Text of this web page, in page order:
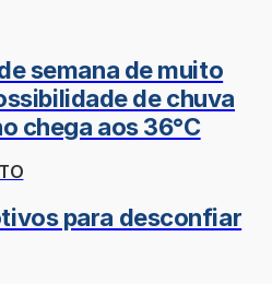
semana de muito
de chuva
chega aos 36°C
para desconfiar